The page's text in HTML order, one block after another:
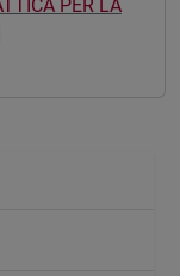
PER LA